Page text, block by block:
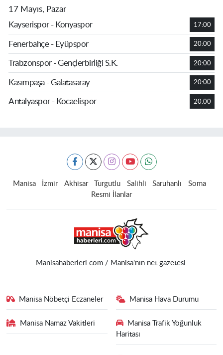
17 Mayıs, Pazar
Kayserispor - Konyaspor
17:00
Fenerbahçe - Eyüpspor 20:00
Trabzonspor - Gençlerbirliği S.K. 20:00
Kasımpaşa - Galatasaray 20:00
Antalyaspor - Kocaelispor 20:00
Manisa İzmir Akhisar Turgutlu Salihli Saruhanlı
Soma
Resmi İlanlar
Manisahaberleri.com / Manisa'nın net gazetesi.
Manisa Nöbetçi Eczaneler Manisa Hava Durumu
Manisa Namaz Vakitleri
Manisa Trafik Yoğunluk
Haritası